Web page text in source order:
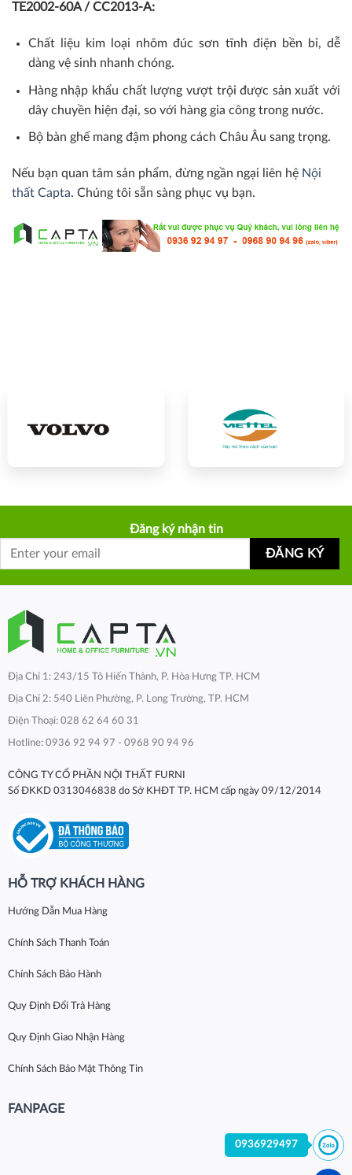
TE2002-60A / CC2013-A:
Chất liệu kim loại nhôm đúc sơn tĩnh điện bền bỉ, dễ
dàng vệ sinh nhanh chóng.
Hàng nhập khẩu chất lượng vượt trội được sản xuất với
dây chuyền hiện đại, so với hàng gia công trong nước.
Bộ bàn ghế mang đậm phong cách Châu Âu sang trọng.
Nếu bạn quan tâm sản phẩm, đừng ngần ngại liên hệ Nội
thất Capta. Chúng tôi sẵn sàng phục vụ bạn.
Đăng ký nhận tin
Địa Chỉ 1: 243/15 Tô Hiến Thành, P. Hòa Hưng TP. HCM
Địa Chỉ 2: 540 Liên Phường, P. Long Trường, TP. HCM
Điện Thoại: 028 62 64 60 31
Hotline: 0936 92 94 97 - 0968 90 94 96
CÔNG TY CỔ PHẦN NỘI THẤT FURNI
Số ĐKKD 0313046838 do Sở KHĐT TP. HCM cấp ngày 09/12/2014
HỖ TRỢ KHÁCH HÀNG
Hướng Dẫn Mua Hàng
Chính Sách Thanh Toán
Chính Sách Bảo Hành
Quy Định Đổi Trả Hàng
Quy Định Giao Nhận Hàng
Chính Sách Bảo Mật Thông Tin
FANPAGE
0936929497